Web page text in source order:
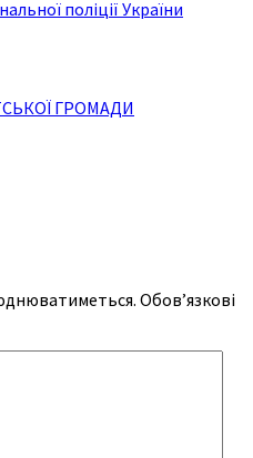
поліції України
ГРОМАДИ
Обов’язкові